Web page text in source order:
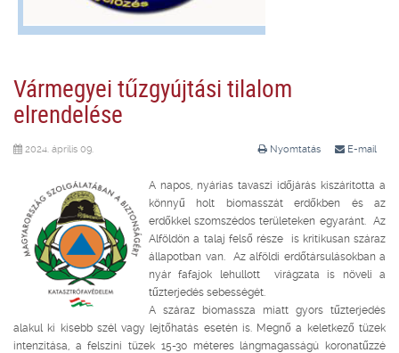
Vármegyei tűzgyújtási tilalom
elrendelése
Nyomtatás E-mail
2024. április 09.
A napos, nyárias tavaszi időjárás kiszárította a
könnyű holt biomasszát erdőkben és az
erdőkkel szomszédos területeken egyaránt. Az
Alföldön a talaj felső része is kritikusan száraz
állapotban van. Az alföldi erdőtársulásokban a
nyár fafajok lehullott virágzata is növeli a
tűzterjedés sebességét.
A száraz biomassza miatt gyors tűzterjedés
alakul ki kisebb szél vagy lejtőhatás esetén is. Megnő a keletkező tüzek
intenzitása, a felszíni tüzek 15-30 méteres lángmagasságú koronatűzzé